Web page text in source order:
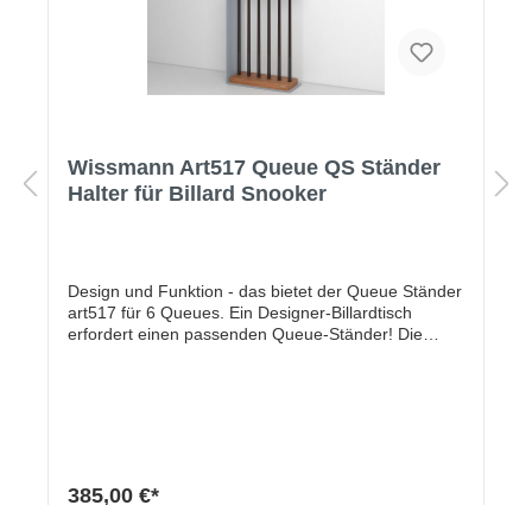
Wissmann Art517 Queue QS Ständer
Halter für Billard Snooker
Design und Funktion - das bietet der Queue Ständer
art517 für 6 Queues. Ein Designer-Billardtisch
erfordert einen passenden Queue-Ständer! Die
385,00 €*